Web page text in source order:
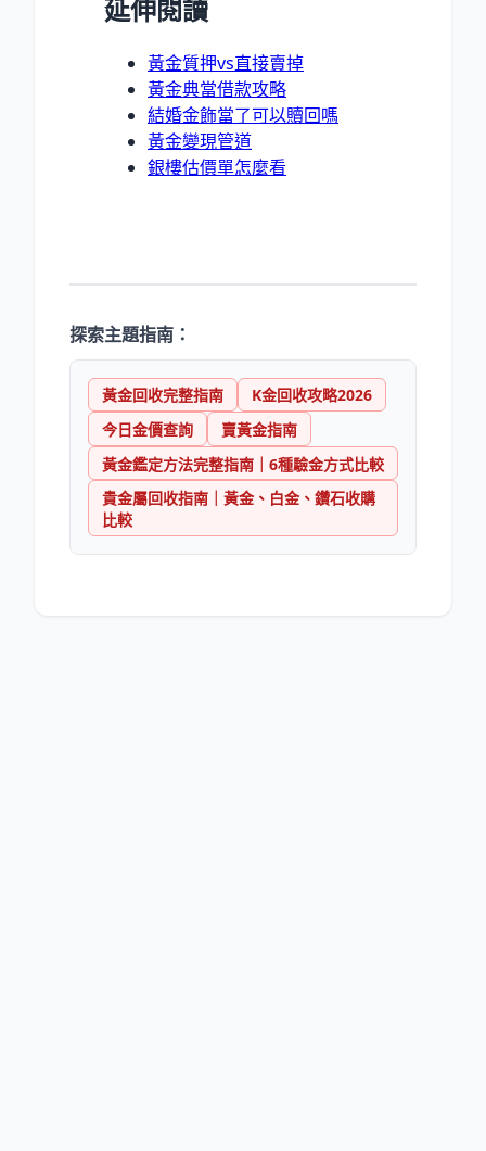
延伸閱讀
黃金質押vs直接賣掉
黃金典當借款攻略
結婚金飾當了可以贖回嗎
黃金變現管道
銀樓估價單怎麼看
探索主題指南：
黃金回收完整指南
K金回收攻略2026
今日金價查詢
賣黃金指南
黃金鑑定方法完整指南｜6種驗金方式比較
貴金屬回收指南｜黃金、白金、鑽石收購
比較